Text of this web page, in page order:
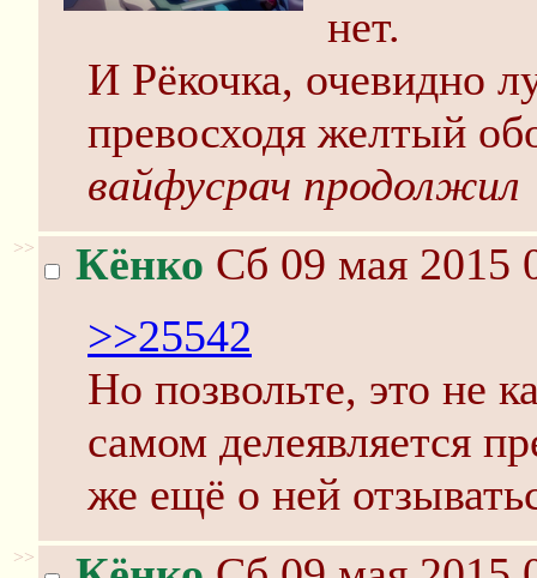
нет.
И Рёкочка, очевидно
превосходя желтый
вайфусрач продолжил
>> Кёнко Сб 09 мая 2015
>>25542
Но позвольте, это не
самом делеявляется
же ещё о ней
>>